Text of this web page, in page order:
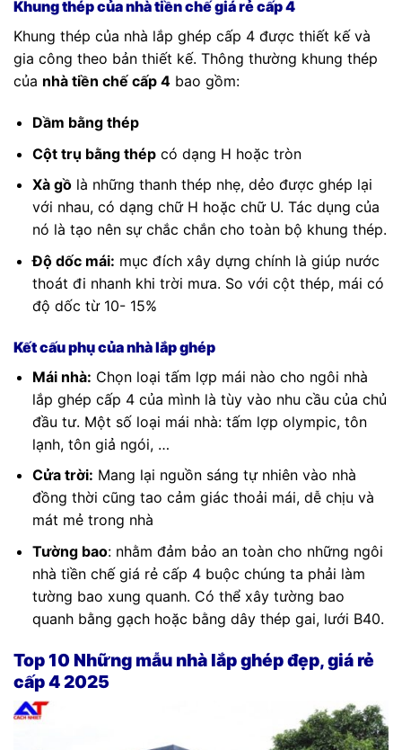
Khung thép của nhà tiền chế giá rẻ cấp 4
Khung thép của nhà lắp ghép cấp 4 được thiết kế và
gia công theo bản thiết kế. Thông thường khung thép
của nhà tiền chế cấp 4 bao gồm:
Dầm bằng thép
Cột trụ bằng thépcó dạng H hoặc tròn
Xà gồlà những thanh thép nhẹ, dẻo được ghép lại
với nhau, có dạng chữ H hoặc chữ U. Tác dụng của
nó là tạo nên sự chắc chắn cho toàn bộ khung thép.
Độ dốc mái: mục đích xây dựng chính là giúp nước
thoát đi nhanh khi trời mưa. So với cột thép, mái có
độ dốc từ 10- 15%
Kết cấu phụ của nhà lắp ghép
Mái nhà: Chọn loại tấm lợp mái nào cho ngôi nhà
lắp ghép cấp 4 của mình là tùy vào nhu cầu của chủ
đầu tư. Một số loại mái nhà: tấm lợp olympic, tôn
lạnh, tôn giả ngói, …
Cửa trời: Mang lại nguồn sáng tự nhiên vào nhà
đồng thời cũng tao cảm giác thoải mái, dễ chịu và
mát mẻ trong nhà
Tường bao: nhằm đảm bảo an toàn cho những ngôi
nhà tiền chế giá rẻ cấp 4 buộc chúng ta phải làm
tường bao xung quanh. Có thể xây tường bao
quanh bằng gạch hoặc bằng dây thép gai, lưới B40.
Top 10 Những mẫu nhà lắp ghép đẹp, giá rẻ
cấp 4 2025